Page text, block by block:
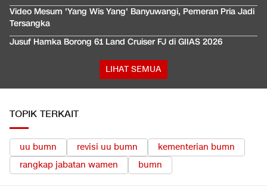
Video Mesum 'Yang Wis Yang' Banyuwangi, Pemeran Pria Jadi
Tersangka
Jusuf Hamka Borong 61 Land Cruiser FJ di GIIAS 2026
LIHAT SEMUA
TOPIK TERKAIT
uu bumn revisi uu bumn
kementerian bumn
rangkap jabatan wamen
bumn